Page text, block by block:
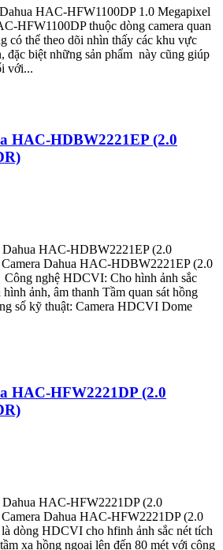
HAC-HFW1100DP 1.0 Megapixel
HFW1100DP thuộc dòng camera quan
có thể theo dõi nhìn thấy các khu vực
đặc biệt những sản phẩm này cũng giúp
với...
HAC-HDBW2221EP (2.0
Dahua HAC-HDBW2221EP (2.0
Dahua HAC-HDBW2221EP (2.0
nghệ HDCVI: Cho hình ảnh sắc
ảnh, âm thanh Tầm quan sát hồng
số kỹ thuật: Camera HDCVI Dome
HAC-HFW2221DP (2.0
Dahua HAC-HFW2221DP (2.0
Dahua HAC-HFW2221DP (2.0
dòng HDCVI cho hfinh ảnh sắc nét tích
xa hồng ngoại lên đến 80 mét với công